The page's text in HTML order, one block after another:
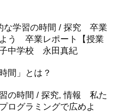
学習の時間 / 探究 卒業
う 卒業レポート【授業
中学校 永田真紀
間」とは？
の時間 / 探究, 情報 私た
ログラミングで広めよ